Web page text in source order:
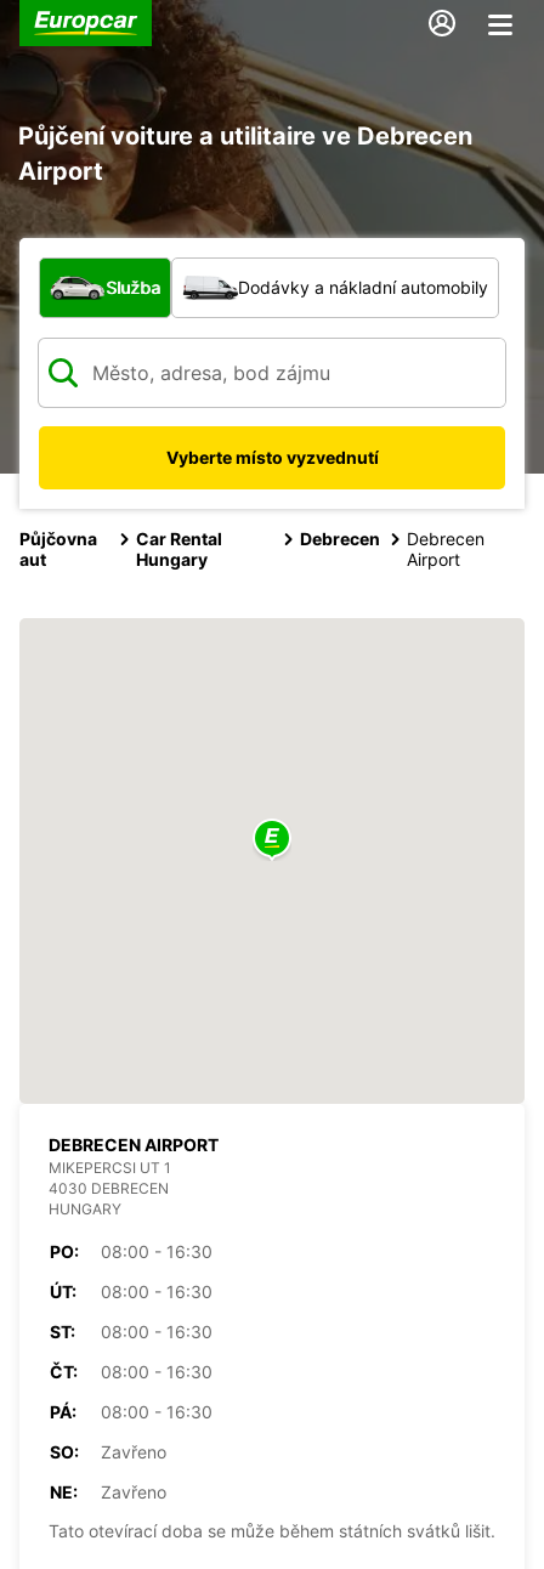
Půjčení voiture a utilitaire ve Debrecen
Airport
Jaký typ vozidla?
Služba Dodávky a nákladní automobily
Vyberte místo vyzvednutí
Půjčovna
aut
Car Rental
Hungary
Debrecen
Debrecen
Airport
DEBRECEN AIRPORT
MIKEPERCSI UT 1
4030 DEBRECEN
HUNGARY
PO:
08:00 - 16:30
ÚT:
08:00 - 16:30
ST:
08:00 - 16:30
ČT:
08:00 - 16:30
PÁ:
08:00 - 16:30
SO:
Zavřeno
NE:
Zavřeno
Tato otevírací doba se může během státních svátků lišit.